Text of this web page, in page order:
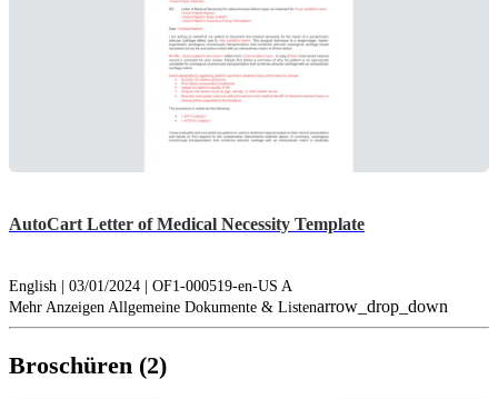
AutoCart Letter of Medical Necessity Template
English | 03/01/2024 | OF1-000519-en-US A
Mehr Anzeigen Allgemeine Dokumente & Listenarrow_drop_down
Broschüren (2)